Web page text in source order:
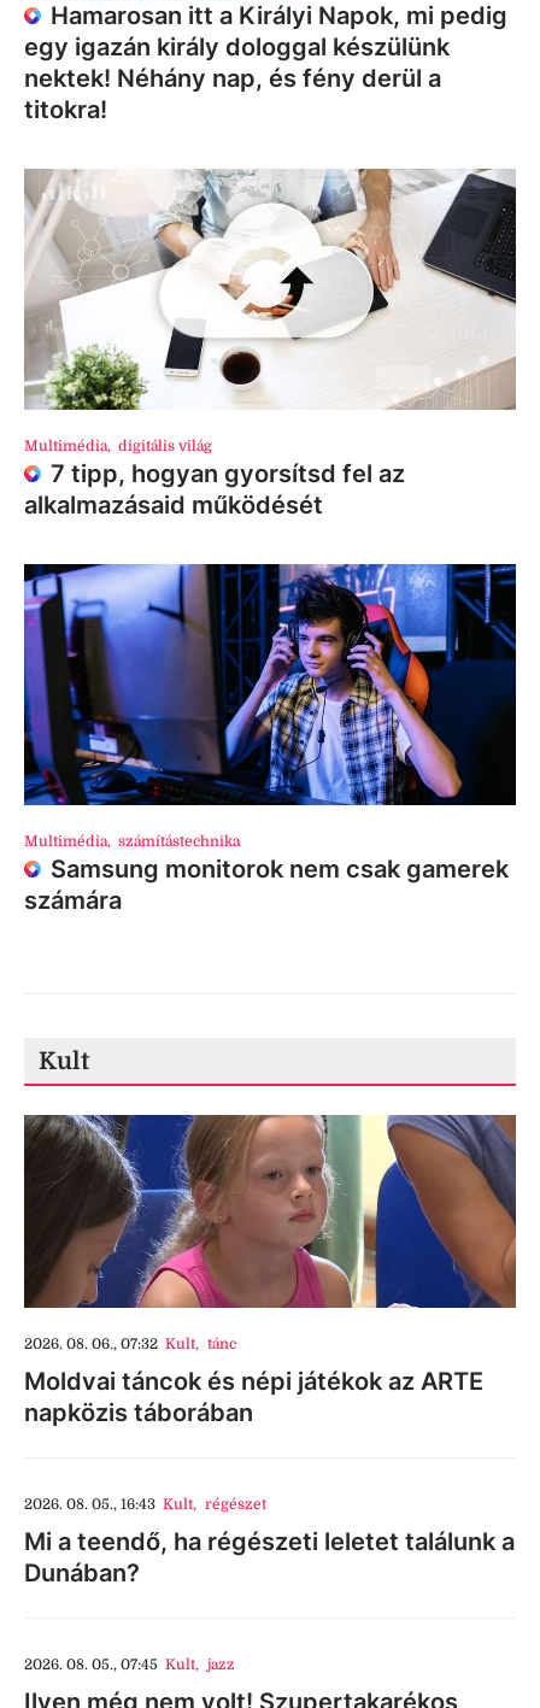
Hamarosan itt a Királyi Napok, mi pedig
egy igazán király dologgal készülünk
nektek! Néhány nap, és fény derül a
titokra!
Multimédia, digitális világ
7 tipp, hogyan gyorsítsd fel az
alkalmazásaid működését
Multimédia, számítástechnika
Samsung monitorok nem csak gamerek
számára
Kult
2026. 08. 06., 07:32 Kult, tánc
Moldvai táncok és népi játékok az ARTE
napközis táborában
2026. 08. 05., 16:43 Kult, régészet
Mi a teendő, ha régészeti leletet találunk a
Dunában?
2026. 08. 05., 07:45 Kult, jazz
Ilyen még nem volt! Szupertakarékos